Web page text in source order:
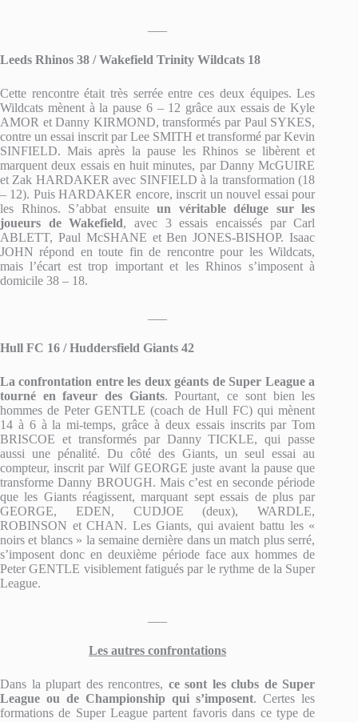
Leeds Rhinos 38 / Wakefield Trinity Wildcats 18
Cette rencontre était très serrée entre ces deux équipes. Les
Wildcats mènent à la pause 6 – 12 grâce aux essais de Kyle
AMOR et Danny KIRMOND, transformés par Paul SYKES,
contre un essai inscrit par Lee SMITH et transformé par Kevin
SINFIELD. Mais après la pause les Rhinos se libèrent et
marquent deux essais en huit minutes, par Danny McGUIRE
et Zak HARDAKER avec SINFIELD à la transformation (18
– 12). Puis HARDAKER encore, inscrit un nouvel essai pour
les Rhinos. S’abbat ensuiteun véritable déluge sur les
joueurs de Wakefield, avec 3 essais encaissés par Carl
ABLETT, Paul McSHANE et Ben JONES-BISHOP. Isaac
JOHN répond en toute fin de rencontre pour les Wildcats,
mais l’écart est trop important et les Rhinos s’imposent à
domicile 38 – 18.
Hull FC 16 / Huddersfield Giants 42
La confrontation entre les deux géants de Super League a
tourné en faveur des Giants. Pourtant, ce sont bien les
hommes de Peter GENTLE (coach de Hull FC) qui mènent
14 à 6 à la mi-temps, grâce à deux essais inscrits par Tom
BRISCOE et transformés par Danny TICKLE, qui passe
aussi une pénalité. Du côté des Giants, un seul essai au
compteur, inscrit par Wilf GEORGE juste avant la pause que
transforme Danny BROUGH. Mais c’est en seconde période
que les Giants réagissent, marquant sept essais de plus par
GEORGE, EDEN, CUDJOE (deux), WARDLE,
ROBINSON et CHAN. Les Giants, qui avaient battu les «
noirs et blancs » la semaine dernière dans un match plus serré,
s’imposent donc en deuxième période face aux hommes de
Peter GENTLE visiblement fatigués par le rythme de la Super
League.
Les autres confrontations
Dans la plupart des rencontres, ce sont les clubs de Super
League ou de Championship qui s’imposent. Certes les
formations de Super League partent favoris dans ce type de